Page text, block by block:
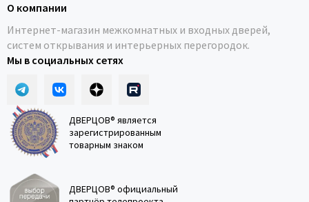
О компании
Интернет-магазин межкомнатных и входных дверей,
систем открывания и интерьерных перегородок.
Мы в социальных сетях
ДВЕРЦОВ® является
зарегистрированным
товарным знаком
ДВЕРЦОВ® официальный